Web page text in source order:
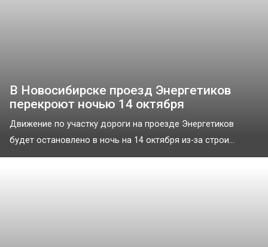
В Новосибирске проезд Энергетиков
перекроют ночью 14 октября
Движение по участку дороги на проезде Энергетиков
будет остановлено в ночь на 14 октября из-за строи...